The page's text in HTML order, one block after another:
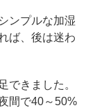
ンプルな加湿
ば、後は迷わ
できました。
間で40～50%